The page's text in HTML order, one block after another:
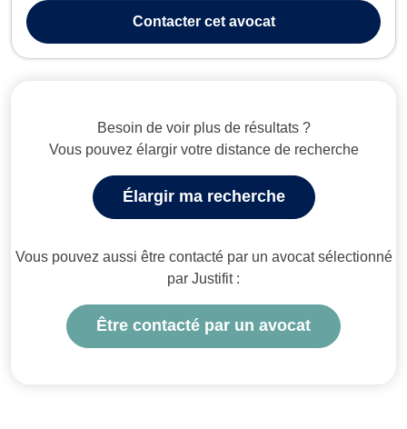
concurrence, Maître HANNEBICQUE-RIGAL vous conseille si
votre affaire concerne la cession de fonds de c...
Contactercet avocat
Besoin de voir plus de résultats ?
Vous pouvez élargir votre distance de recherche
Élargir ma recherche
Vous pouvez aussi être contacté par un avocat sélectionné
par Justifit :
Être contacté par un avocat